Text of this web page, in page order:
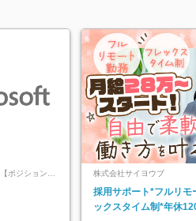
ポジションマ
株式会社サイヨウブ
採用サポート*フルリモ
ックスタイム制*年休